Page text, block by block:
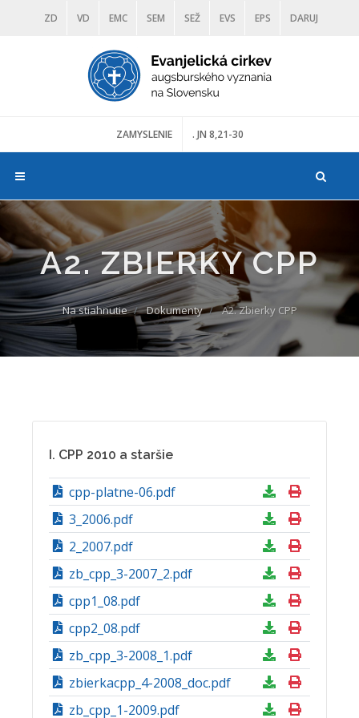
ZD VD EMC SEM SEŽ EVS EPS DARUJ
DIAKONIA ŠKOLY TRANOSCIUS
ZAMYSLENIE . JN 8,21-30
A2. ZBIERKY CPP
Na stiahnutie Dokumenty A2. Zbierky CPP
I. CPP 2010 a staršie
cpp-platne-06.pdf
3_2006.pdf
2_2007.pdf
zb_cpp_3-2007_2.pdf
cpp1_08.pdf
cpp2_08.pdf
zb_cpp_3-2008_1.pdf
zbierkacpp_4-2008_doc.pdf
zb_cpp_1-2009.pdf